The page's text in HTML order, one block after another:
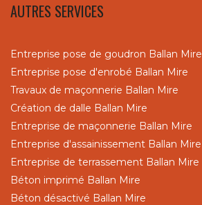
AUTRES SERVICES
Entreprise pose de goudron Ballan Mire
Entreprise pose d'enrobé Ballan Mire
Travaux de maçonnerie Ballan Mire
Création de dalle Ballan Mire
Entreprise de maçonnerie Ballan Mire
Entreprise d'assainissement Ballan Mire
Entreprise de terrassement Ballan Mire
Béton imprimé Ballan Mire
Béton désactivé Ballan Mire